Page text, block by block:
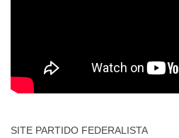
SITE PARTIDO FEDERALISTA